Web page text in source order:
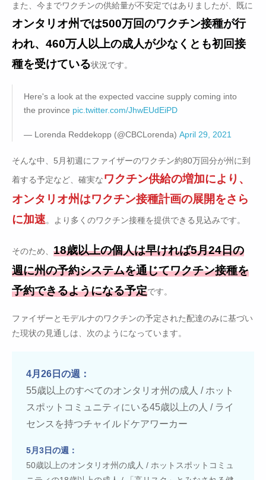
また、今までワクチンの供給量が不安定ではありましたが、既に
オンタリオ州では500万回のワクチン接種が行
われ、460万人以上の成人が少なくとも初回接
種を受けている状況です。
Here's a look at the expected vaccine supply coming into
the province pic.twitter.com/JhwEUdEiPD
— Lorenda Reddekopp (@CBCLorenda) April 29, 2021
そんな中、5月初週にファイザーのワクチン約80万回分が州に到
着する予定など、確実なワクチン供給の増加により、
オンタリオ州はワクチン接種計画の展開をさら
に加速。より多くのワクチン接種を提供できる見込みです。
そのため、 18歳以上の個人は早ければ5月24日の
週に州の予約システムを通じてワクチン接種を
予約できるようになる予定です。
ファイザーとモデルナのワクチンの予定された配達のみに基づい
た現状の見通しは、次のようになっています。
4月26日の週：
55歳以上のすべてのオンタリオ州の成人 / ホット
スポットコミュニティにいる45歳以上の人 / ライ
センスを持つチャイルドケアワーカー
5月3日の週：
50歳以上のオンタリオ州の成人 / ホットスポットコミュ